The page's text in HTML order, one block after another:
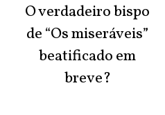
O verdadeiro bispo
de “Os miseráveis”
beatificado em
breve?